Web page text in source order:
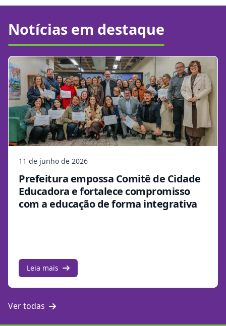
Notícias em destaque
11 de junho de 2026
Prefeitura empossa Comitê de Cidade
Educadora e fortalece compromisso
com a educação de forma integrativa
Leia mais
Ver todas